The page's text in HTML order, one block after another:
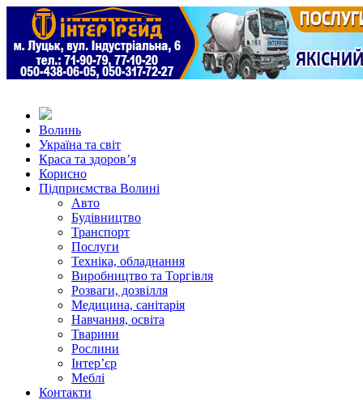
Волинь
Україна та світ
Краса та здоров’я
Корисно
Підприємства Волині
Авто
Будівництво
Транспорт
Послуги
Техніка, обладнання
Виробництво та Торгівля
Розваги, дозвілля
Медицина, санітарія
Навчання, освіта
Тварини
Рослини
Інтер’єр
Меблі
Контакти